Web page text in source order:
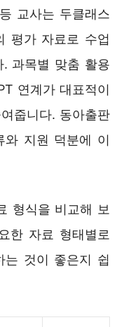
교사는 두클래스
평가 자료로 수업
과목별 맞춤 활용
연계가 대표적이
줍니다. 동아출판
와 지원 덕분에 이
형식을 비교해 보
한 자료 형태별로
는 것이 좋은지 쉽